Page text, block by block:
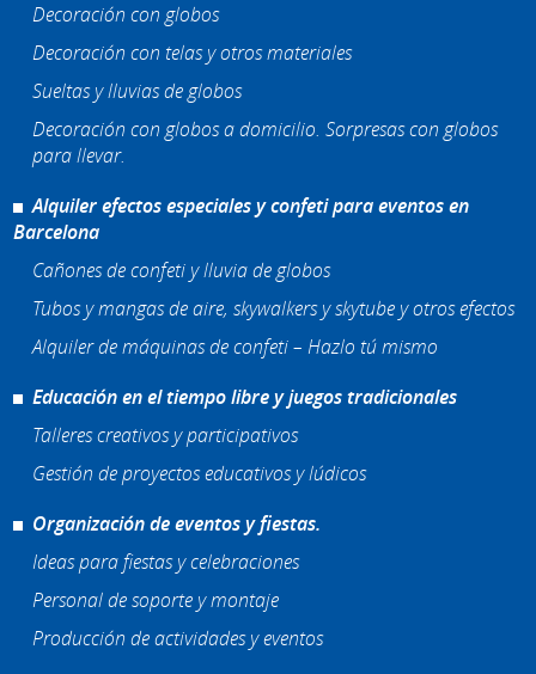
Decoración con globos
Decoración con telas y otros materiales
Sueltas y lluvias de globos
Decoración con globos a domicilio. Sorpresas con globos
para llevar.
Alquiler efectos especiales y confeti para eventos en
Barcelona
Cañones de confeti y lluvia de globos
Tubos y mangas de aire, skywalkers y skytube y otros efectos
Alquiler de máquinas de confeti – Hazlo tú mismo
Educación en el tiempo libre y juegos tradicionales
Talleres creativos y participativos
Gestión de proyectos educativos y lúdicos
Organización de eventos y fiestas.
Ideas para fiestas y celebraciones
Personal de soporte y montaje
Producción de actividades y eventos